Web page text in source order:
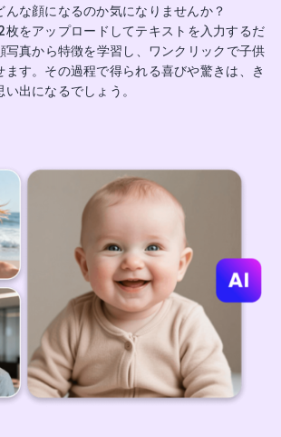
な顔になるのか気になりませんか？
をアップロードしてテキストを入力するだ
写真から特徴を学習し、ワンクリックで子供
す。その過程で得られる喜びや驚きは、き
出になるでしょう。